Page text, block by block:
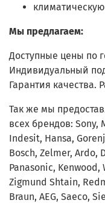
Мы предлагаем:
Доступные цены по
Индивидуальный
Гарантия качества.
Так же мы
всех брендов: Sony,
Indesit, Hansa,
Bosch, Zelmer, Ardo,
Panasonic, Kenwood,
Zigmund Shtain,
Braun, AEG, Saeco,